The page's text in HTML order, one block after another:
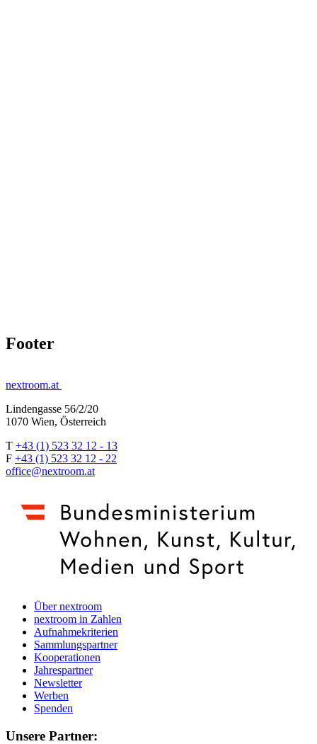
Footer
nextroom.at
Lindengasse 56/2/20
1070 Wien, Österreich
T +43 (1) 523 32 12 - 13
F +43 (1) 523 32 12 - 22
office@nextroom.at
Über nextroom
nextroom in Zahlen
Aufnahmekriterien
Sammlungspartner
Kooperationen
Jahrespartner
Newsletter
Werben
Spenden
Unsere Partner: